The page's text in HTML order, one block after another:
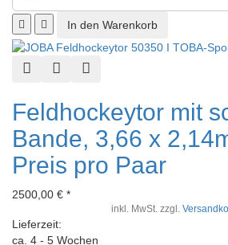
Feldhockeytor mit
Bande, 3,66 x
Preis pro Paar
2500,00 € *
inkl. MwSt. zzgl.
Lieferzeit:
ca. 4 - 5 Wochen